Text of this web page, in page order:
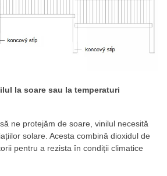
la soare sau la temperaturi
ne protejăm de soare, vinilul necesită
solare. Acesta combină dioxidul de
pentru a rezista în condiții climatice